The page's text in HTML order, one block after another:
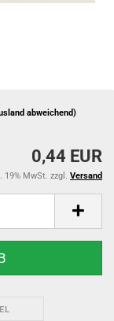
abweichend)
0,44 EUR
19% MwSt. zzgl. Versand